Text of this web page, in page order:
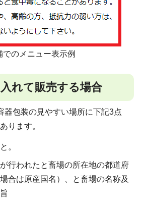
でのメニュー表示例
れて販売する場合
器包装の見やすい場所に下記3点
ります。
。
行われたと畜場の所在地の都道府
合は原産国名）、と畜場の名称及